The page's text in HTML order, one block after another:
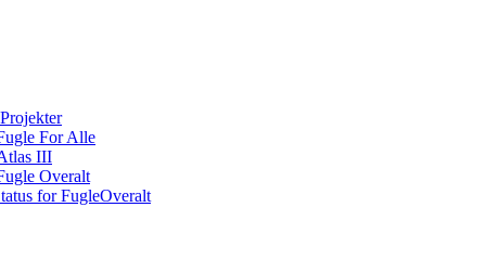
Projekter
For Alle
III
Overalt
for FugleOveralt